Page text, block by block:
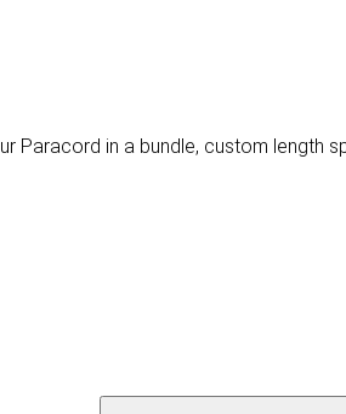
Paracord in a bundle, custom length